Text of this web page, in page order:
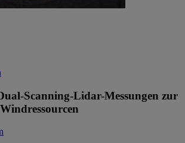
Scanning-Lidar-Messungen zur